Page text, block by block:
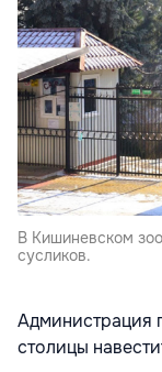
В Кишиневском
сусликов.
Администрация
столицы